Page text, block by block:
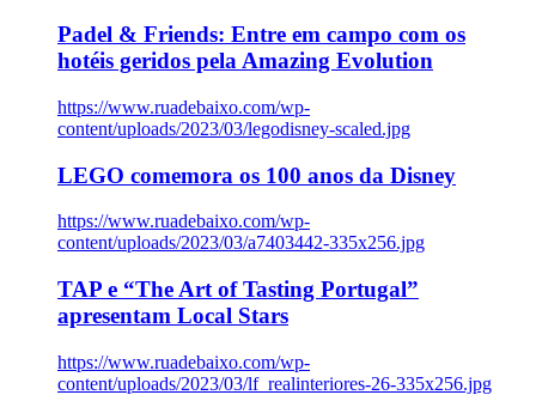
Padel & Friends: Entre em campo com os
hotéis geridos pela Amazing Evolution
https://www.ruadebaixo.com/wp-
content/uploads/2023/03/legodisney-scaled.jpg
LEGO comemora os 100 anos da Disney
https://www.ruadebaixo.com/wp-
content/uploads/2023/03/a7403442-335x256.jpg
TAP e “The Art of Tasting Portugal”
apresentam Local Stars
https://www.ruadebaixo.com/wp-
content/uploads/2023/03/lf_realinteriores-26-335x256.jpg